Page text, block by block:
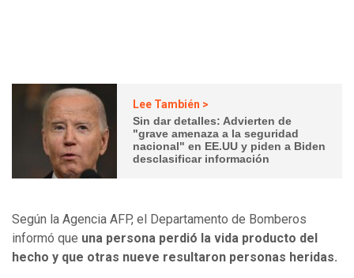
Lee También >
Sin dar detalles: Advierten de
"grave amenaza a la seguridad
nacional" en EE.UU y piden a Biden
desclasificar información
Según la Agencia AFP, el Departamento de Bomberos
informó que una persona perdió la vida producto del
hecho y que otras nueve resultaron personas heridas.